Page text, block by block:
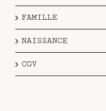
FAMILLE
NAISSANCE
CGV